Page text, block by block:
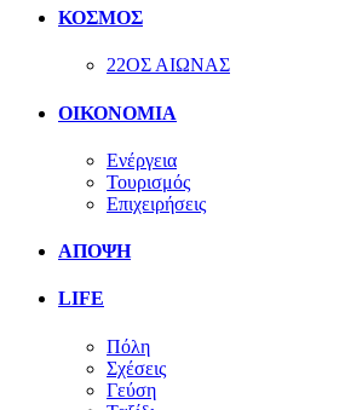
ΚΟΣΜΟΣ
22ΟΣ ΑΙΩΝΑΣ
ΟΙΚΟΝΟΜΙΑ
Ενέργεια
Τουρισμός
Επιχειρήσεις
ΑΠΟΨΗ
LIFE
Πόλη
Σχέσεις
Γεύση